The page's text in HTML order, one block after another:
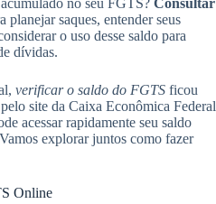
planejar saques, entender seus
o uso desse saldo para
dívidas.
verificar o saldo do FGTS ficou
site da Caixa Econômica Federal
acessar rapidamente seu saldo
explorar juntos como fazer
Online